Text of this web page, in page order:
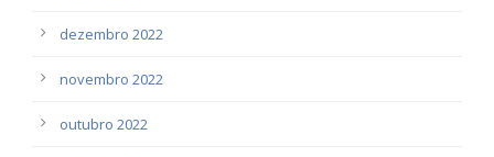
dezembro 2022
novembro 2022
outubro 2022